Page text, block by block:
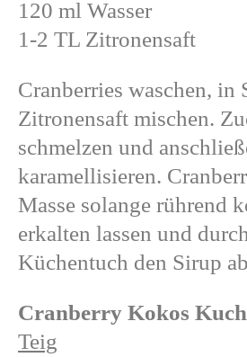
120 ml Wasser
1-2 TL Zitronensaft
Cranberries waschen,
Zitronensaft mischen.
schmelzen und
karamellisieren.
Masse solange rührend
erkalten lassen und
Küchentuch den Sirup
Cranberry Kokos
Teig